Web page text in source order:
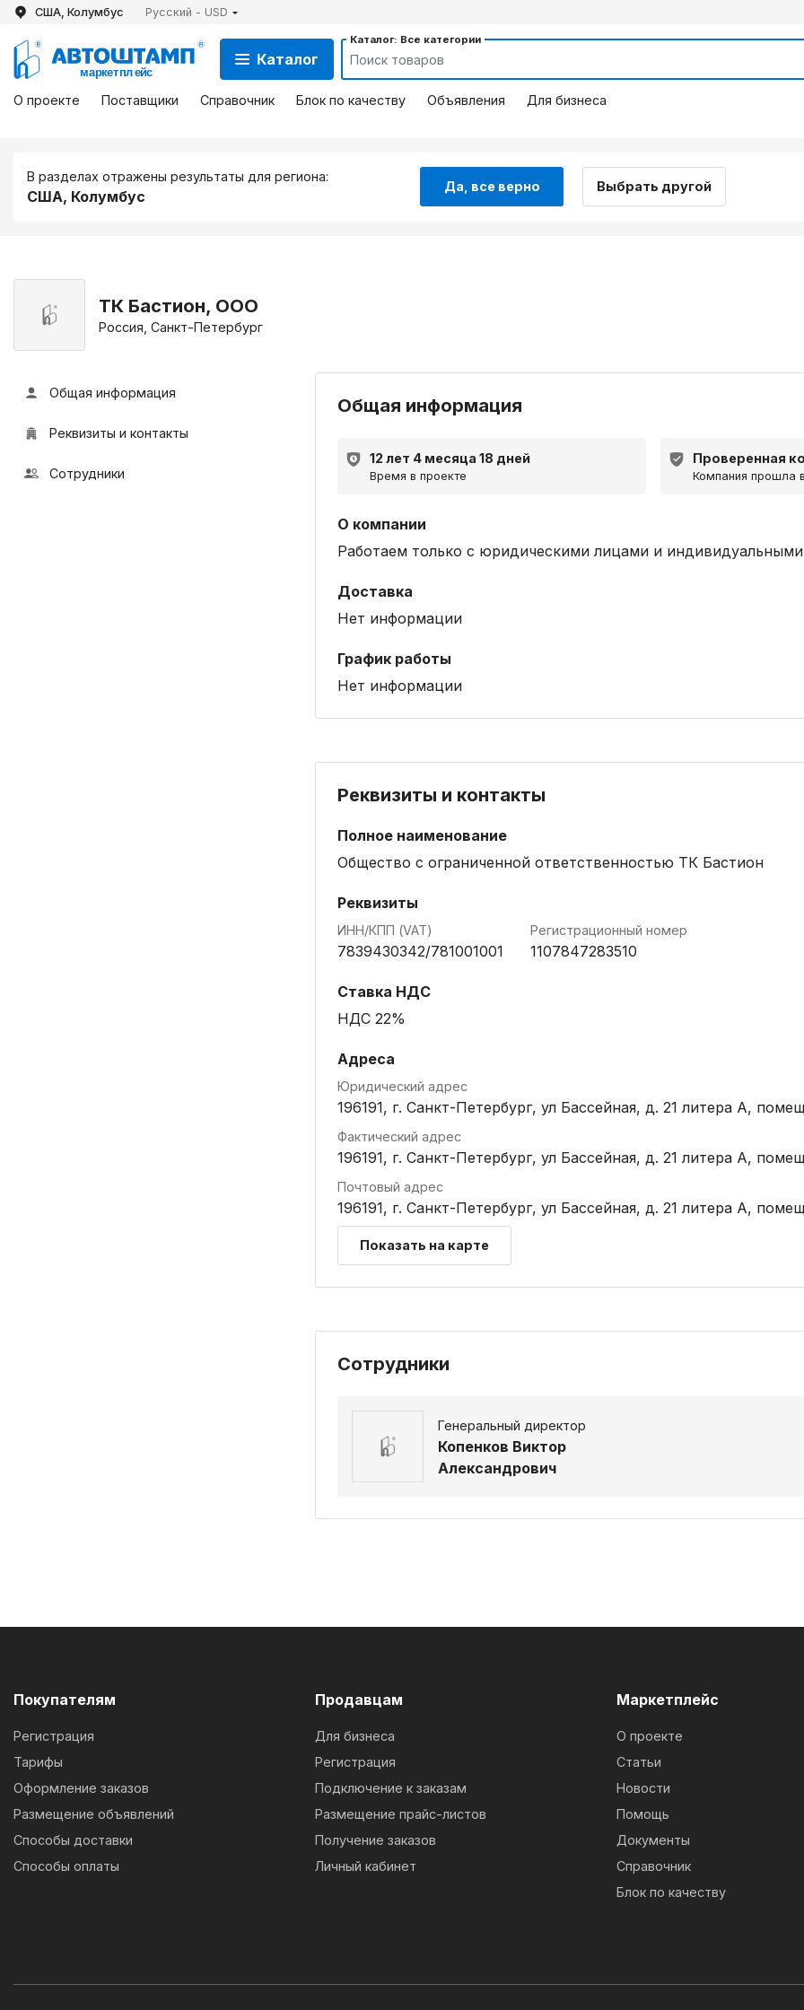
США, Колумбус Русский - USD
Каталог
Каталог: Все категории
О проекте
Поставщики Справочник Блок по качеству Объявления Для бизнеса
В разделах отражены результаты для региона:
США, Колумбус
Да, все верно Выбрать другой
ТК Бастион, ООО
Россия, Санкт-Петербург
Общая информация
Реквизиты и контакты
Сотрудники
Общая информация
12 лет 4 месяца 18 дней
Время в проекте
Проверенная
Компания прошла
О компании
Работаем только с юридическими лицами и
Доставка
Нет информации
График работы
Нет информации
Реквизиты и контакты
Полное наименование
Общество с ограниченной ответственностью ТК Бастион
Реквизиты
ИНН/КПП (VAT)
7839430342/781001001
Регистрационный номер
1107847283510
Ставка НДС
НДС 22%
Адреса
Юридический адрес
196191, г. Санкт-Петербург, ул Бассейная, д. 21 литера А,
Фактический адрес
196191, г. Санкт-Петербург, ул Бассейная, д. 21 литера А,
Почтовый адрес
196191, г. Санкт-Петербург, ул Бассейная, д. 21 литера А,
Показать на карте
Сотрудники
Генеральный директор
Копенков Виктор
Александрович
Покупателям
Регистрация
Тарифы
Оформление заказов
Размещение объявлений
Способы доставки
Способы оплаты
Продавцам
Для бизнеса
Регистрация
Подключение к заказам
Размещение прайс-листов
Получение заказов
Личный кабинет
Маркетплейс
О проекте
Статьи
Новости
Помощь
Документы
Справочник
Блок по качеству